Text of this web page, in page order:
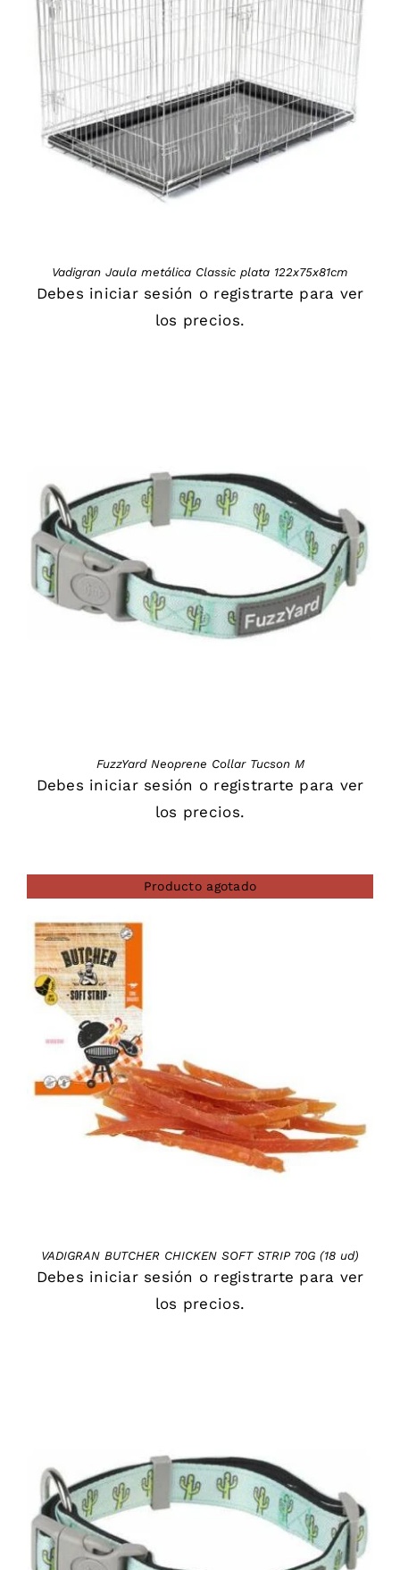
Vadigran Jaula metálica Classic plata 122x75x81cm
Debes iniciar sesión o registrarte para ver
los precios.
FuzzYard Neoprene Collar Tucson M
Debes iniciar sesión o registrarte para ver
los precios.
Producto agotado
VADIGRAN BUTCHER CHICKEN SOFT STRIP 70G (18 ud)
Debes iniciar sesión o registrarte para ver
los precios.